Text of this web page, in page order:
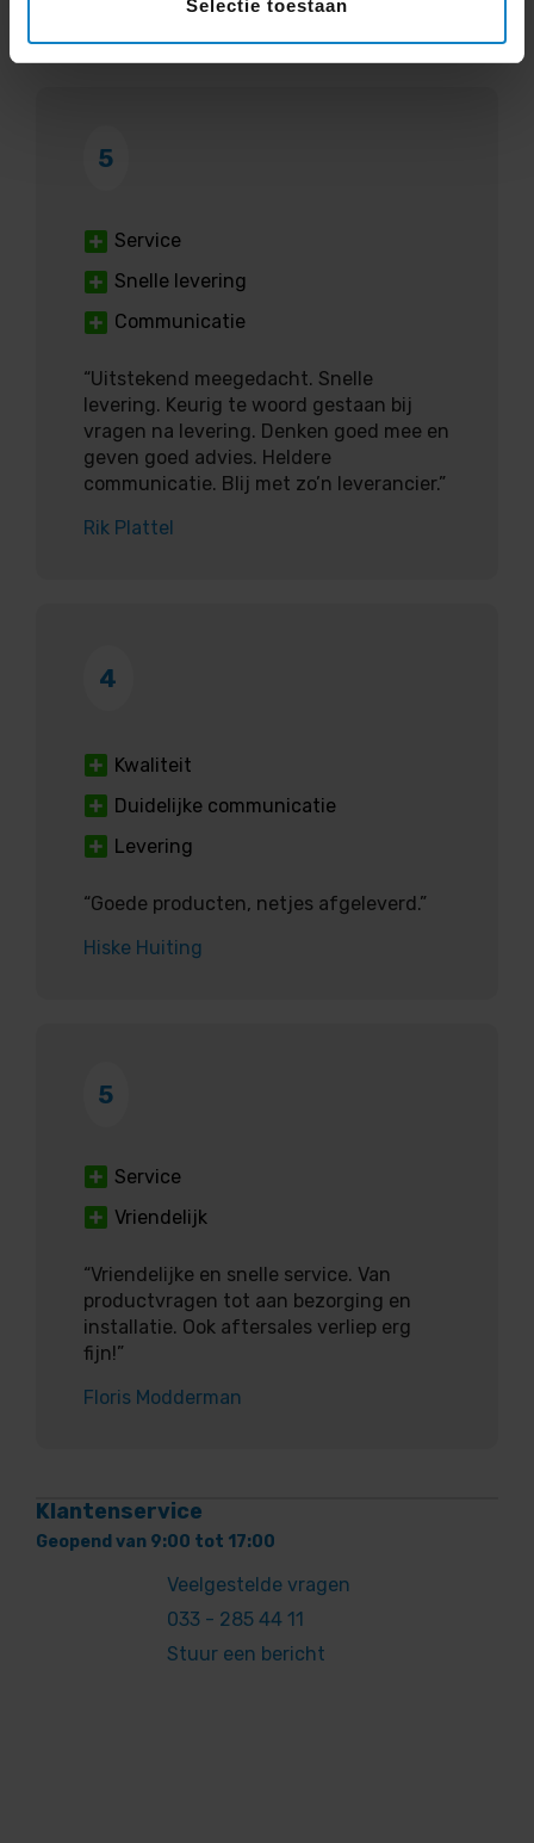
Selectie toestaan
Daan Sparks
5
Service
Snelle levering
Communicatie
“Uitstekend meegedacht. Snelle
levering. Keurig te woord gestaan bij
vragen na levering. Denken goed mee en
geven goed advies. Heldere
communicatie. Blij met zo’n leverancier.”
Rik Plattel
4
Kwaliteit
Duidelijke communicatie
Levering
“Goede producten, netjes afgeleverd.”
Hiske Huiting
5
Service
Vriendelijk
“Vriendelijke en snelle service. Van
productvragen tot aan bezorging en
installatie. Ook aftersales verliep erg
fijn!”
Floris Modderman
Klantenservice
Geopend van 9:00 tot 17:00
Veelgestelde vragen
033 - 285 44 11
Stuur een bericht